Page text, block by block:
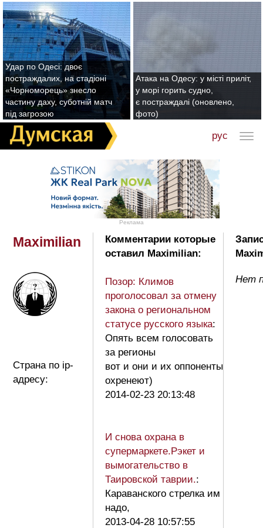
Удар по Одесі: двоє
постраждалих, на стадіоні
«Чорноморець» знесло
частину даху, суботній матч
під загрозою
Атака на Одесу: у місті приліт,
у морі горить судно,
є постраждалі (оновлено,
фото)
рус
Реклама
Maximilian
Страна по ip-
адресу:
Комментарии которые
оставил Maximilian:
Позор: Климов
проголосовал за отмену
закона о региональном
статусе русского языка:
Опять всем голосовать
за регионы
вот и они и их оппоненты
охренеют)
2014-02-23 20:13:48
И снова охрана в
супермаркете.Рэкет и
вымогательство в
Таировской таврии.:
Караванского стрелка им
надо,
2013-04-28 10:57:55
Нет